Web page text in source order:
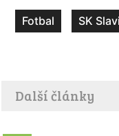
Fotbal SK
Další články